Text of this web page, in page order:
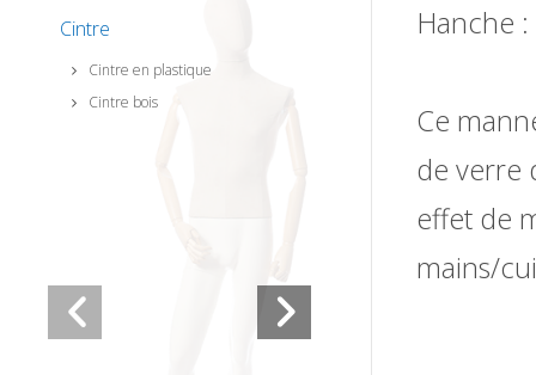
Cintre
Cintre en plastique
Cintre bois
Hanche
Ce
de verre
effet de
mains/